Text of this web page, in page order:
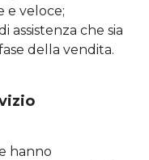
e veloce;
assistenza che sia
della vendita.
hanno